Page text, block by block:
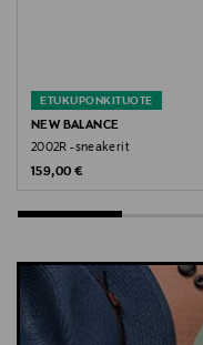
ETUKUPONKITUOTE
NEW BALANCE
2002R -sneakerit
Original Price
159,00 €